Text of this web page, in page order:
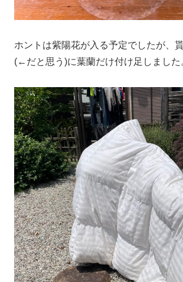
ホントは紫陽花が入る予定でしたが、
(←だと思う)に葉蘭だけ付け足しました